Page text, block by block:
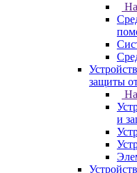
защиты
и